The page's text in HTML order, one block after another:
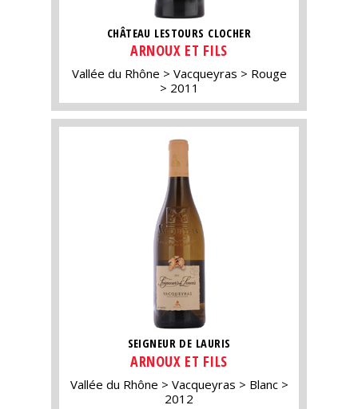
CHÂTEAU LESTOURS CLOCHER
ARNOUX ET FILS
Vallée du Rhône Vacqueyras
Rouge
2011
SEIGNEUR DE LAURIS
ARNOUX ET FILS
Vallée du Rhône Vacqueyras
Blanc
2012